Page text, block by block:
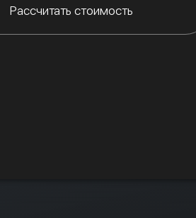
Рассчитать стоимость